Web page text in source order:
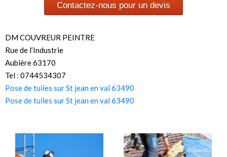
Contactez-nous pour un devis
DM COUVREUR PEINTRE
Rue de l’Industrie
Aubière 63170
Tel : 0744534307
Pose de tuiles sur St jean en val 63490
Pose de tuiles sur St jean en val 63490